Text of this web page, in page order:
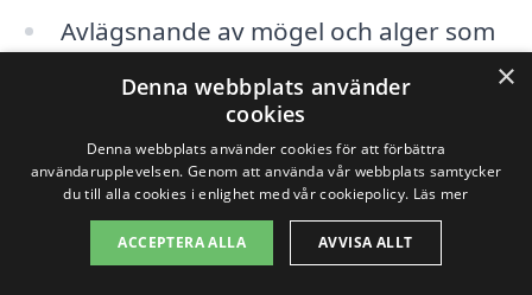
Avlägsnande av mögel och alger som
kan skada takmaterialet.
Förlängning av takets livslängd genom
regelbundet underhåll.
Förbättrad energieffektivitet genom
×
Denna webbplats använder
cookies
Denna webbplats använder cookies för att förbättra
användarupplevelsen. Genom att använda vår webbplats samtycker
du till alla cookies i enlighet med vår cookiepolicy. Läs mer
ACCEPTERA ALLA AVVISA ALLT